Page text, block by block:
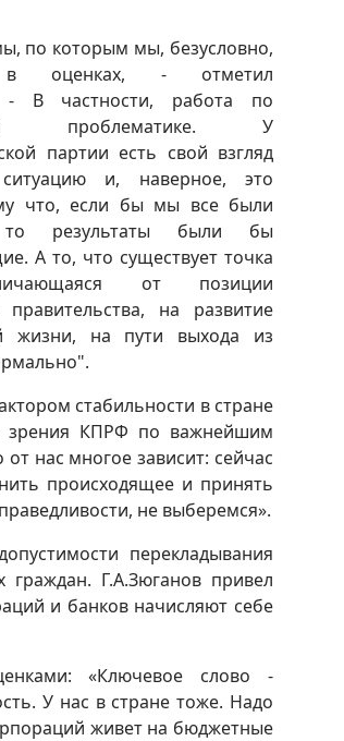
по которым мы, безусловно,
в оценках, - отметил
- В частности, работа по
проблематике. У
партии есть свой взгляд
и, наверное, это
что, если бы мы все были
то результаты были бы
А то, что существует точка
от позиции
на развитие
жизни, на пути выхода из
стабильности в стране
зрения КПРФ по важнейшим
нас многое зависит: сейчас
происходящее и принять
не выберемся».
перекладывания
Г.А.Зюганов привел
и банков начисляют себе
«Ключевое слово -
У нас в стране тоже. Надо
живет на бюджетные